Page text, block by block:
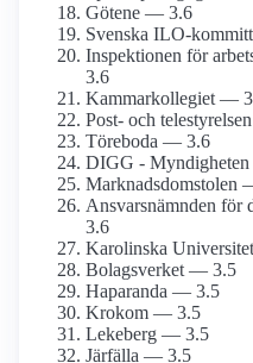
Götene — 3.6
Svenska ILO-
Inspektionen för
3.6
Kammarkollegiet —
Post- och
Töreboda — 3.6
DIGG -
Marknadsdomstolen
Ansvarsnämnden
3.6
Karolinska
Bolagsverket — 3.5
Haparanda — 3.5
Krokom — 3.5
Lekeberg — 3.5
Järfälla — 3.5